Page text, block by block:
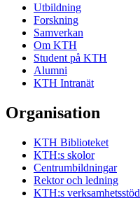
Utbildning
Forskning
Samverkan
Om KTH
Student på KTH
Alumni
KTH Intranät
Organisation
KTH Biblioteket
KTH:s skolor
Centrumbildningar
Rektor och ledning
KTH:s verksamhetsstöd